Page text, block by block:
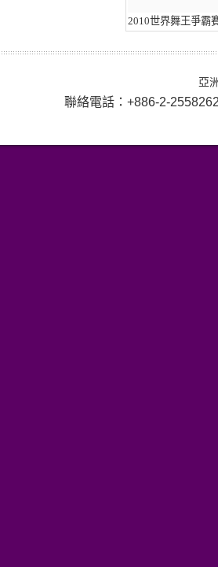
2010世界舞王爭霸
亞
聯絡電話：+886-2-